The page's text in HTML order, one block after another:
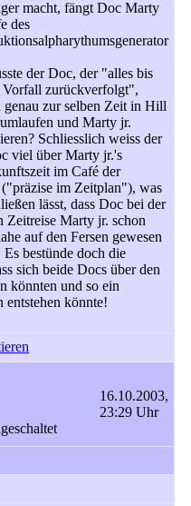
macht, fängt Doc Marty
des
der Doc, der "alles bis
Vorfall zurückverfolgt",
genau zur selben Zeit in Hill
und Marty jr.
Schliesslich weiss der
viel über Marty jr.'s
im Café der
im Zeitplan"), was
lässt, dass Doc bei der
Zeitreise Marty jr. schon
auf den Fersen gewesen
Es bestünde doch die
sich beide Docs über den
könnten und so ein
entstehen könnte!
16.10.2003,
23:29 Uhr